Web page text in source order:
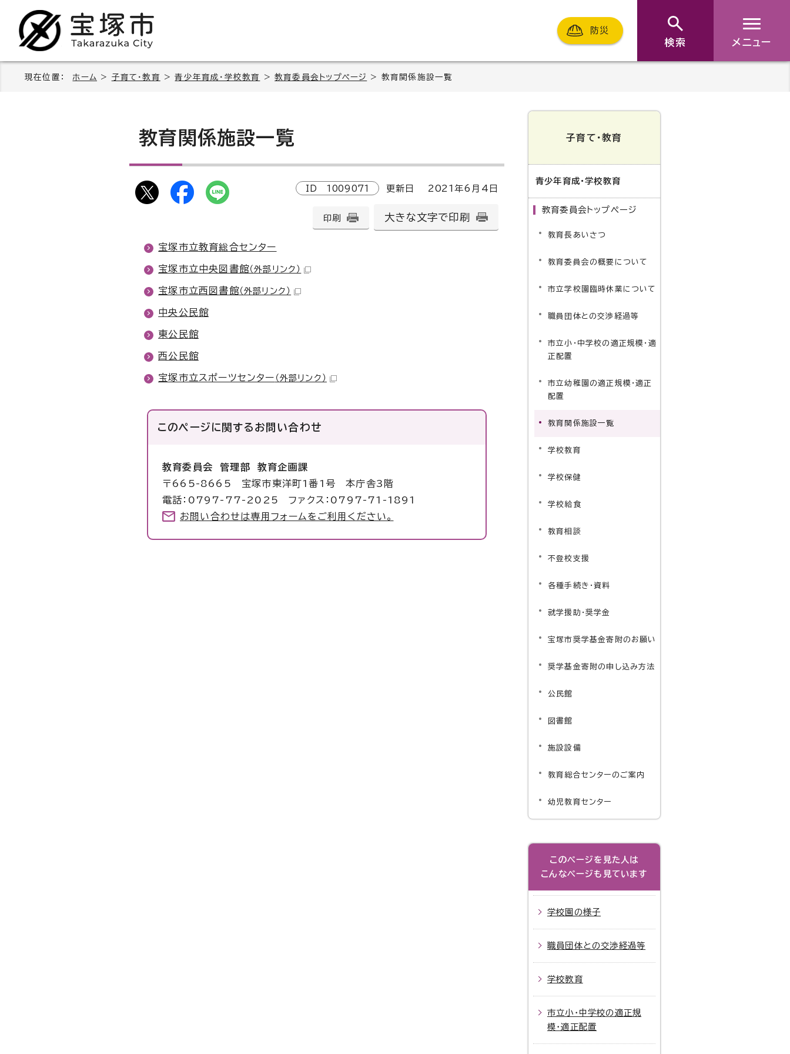
防災
検索 メニュー
現在位置： ホーム > 子育て・教育 >青少年育成・学校教育 >教育委員会トップページ > 教育関係施設一覧
教育関係施設一覧
ID 1009071 更新日 2021 年6月4日
印刷 大きな文字で印刷
宝塚市立教育総合センター
宝塚市立中央図書館（外部リンク）
宝塚市立西図書館（外部リンク）
中央公民館
東公民館
西公民館
宝塚市立スポーツセンター （外部リンク）
このページに関する お問い合わせ
教育委員会 管理部 教育企画課
〒665-8665 宝塚市東洋町1番1号 本庁舎3階
電話：0797-77-2025 ファクス：0797-71-1891
お問い合わせは専用フォームをご利用ください。
子育て・教育
青少年育成・学校教育
教育委員会トップページ
教育長あいさつ
教育委員会の概要について
市立学校園臨時休業について
職員団体との交渉経過等
市立小・中学校の適正規模・適
正配置
市立幼稚園の適正規模・適正
配置
教育関係施設一覧
学校教育
学校保健
学校給食
教育相談
不登校支援
各種手続き・資料
就学援助・奨学金
宝塚市奨学基金寄附のお願い
奨学基金寄附の申し込み方法
公民館
図書館
施設設備
教育総合センターのご案内
幼児教育センター
このページを見た人は
こんなページも見ています
学校園の様子
職員団体との交渉経過等
学校教育
市立小・中学校の適正規
模・適正配置